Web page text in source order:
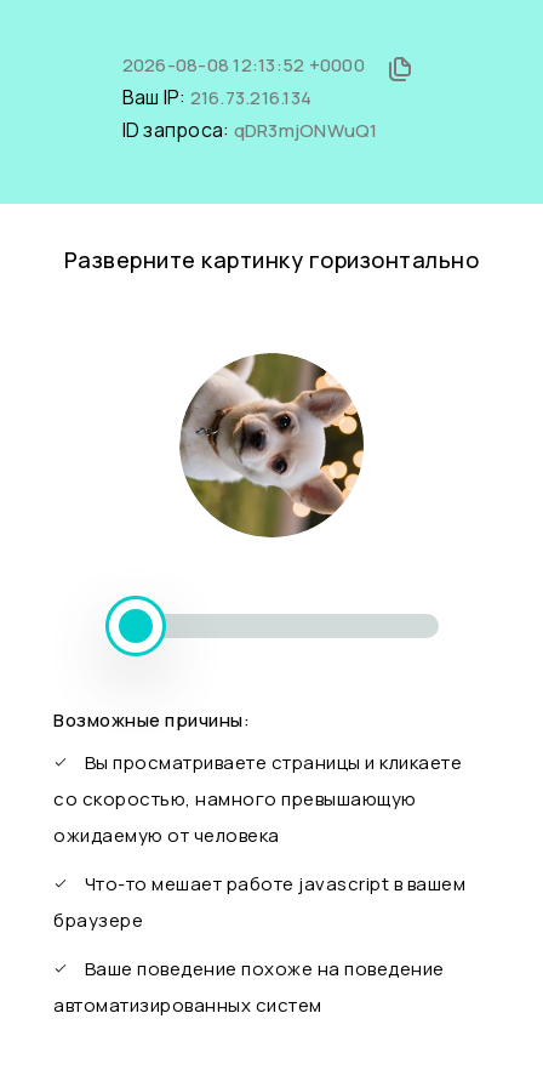
2026-08-08 12:13:52 +0000
Ваш IP: 216.73.216.134
ID запроса: qDR3mjONWuQ1
Разверните картинку горизонтально
Возможные причины:
Вы просматриваете страницы и кликаете
со скоростью, намного превышающую
ожидаемую от человека
Что-то мешает работе javascript в вашем
браузере
Ваше поведение похоже на поведение
автоматизированных систем